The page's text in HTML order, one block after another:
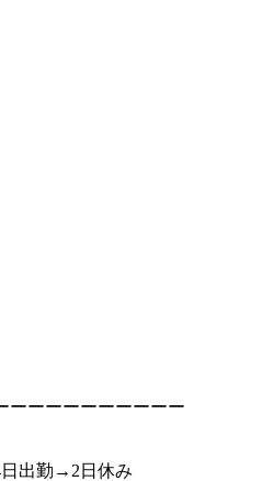
ーーーーーーーーーー
出勤→2日休み